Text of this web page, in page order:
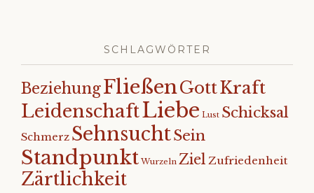
SCHLAGWÖRTER
BeziehungFließenGottKraft
LeidenschaftLiebe Lust Schicksal
Schmerz SehnsuchtSein
Standpunkt Wurzeln Ziel Zufriedenheit
Zärtlichkeit